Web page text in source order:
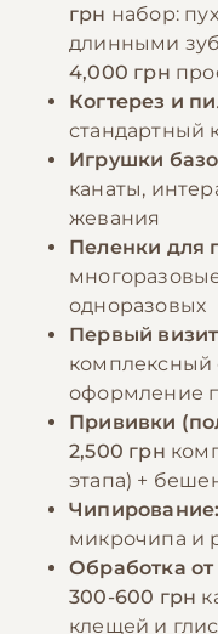
грн набор:
длинными
4,000 грн
Когтерез и
стандартный
Игрушки
канаты,
жевания
Пеленки для
одноразовых
Первый
комплексный
оформление
Прививки
2,500 грн
этапа) +
Чипирование:
микрочипа и
Обработка
300-600 грн
клещей и